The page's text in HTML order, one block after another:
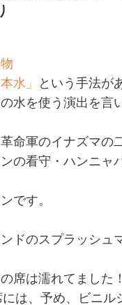
水」
という手法が
水を使う演出を言
命軍のイナズマの
の看守・ハンニャ
です。
ドのスプラッシュ
席は濡れてました！
には、予め、ビニル